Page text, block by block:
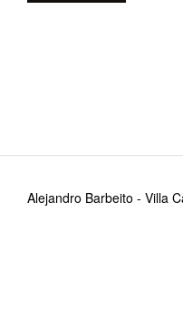
Alejandro Barbeito - Villa